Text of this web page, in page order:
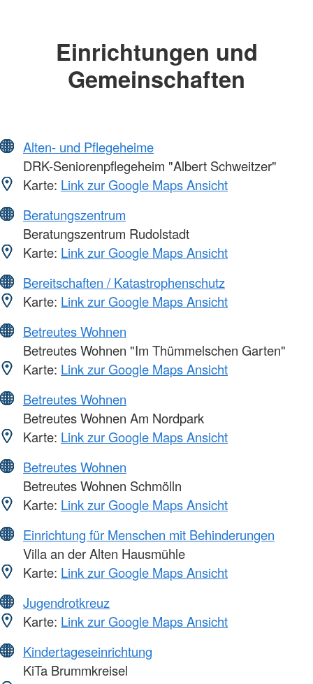
Einrichtungen und
Gemeinschaften
Alten- und Pflegeheime
DRK-Seniorenpflegeheim "Albert Schweitzer"
Karte: Link zur Google Maps Ansicht
Beratungszentrum
Beratungszentrum Rudolstadt
Karte: Link zur Google Maps Ansicht
Bereitschaften / Katastrophenschutz
Karte: Link zur Google Maps Ansicht
Betreutes Wohnen
Betreutes Wohnen "Im Thümmelschen Garten"
Karte: Link zur Google Maps Ansicht
Betreutes Wohnen
Betreutes Wohnen Am Nordpark
Karte: Link zur Google Maps Ansicht
Betreutes Wohnen
Betreutes Wohnen Schmölln
Karte: Link zur Google Maps Ansicht
Einrichtung für Menschen mit Behinderungen
Villa an der Alten Hausmühle
Karte: Link zur Google Maps Ansicht
Jugendrotkreuz
Karte: Link zur Google Maps Ansicht
Kindertageseinrichtung
KiTa Brummkreisel